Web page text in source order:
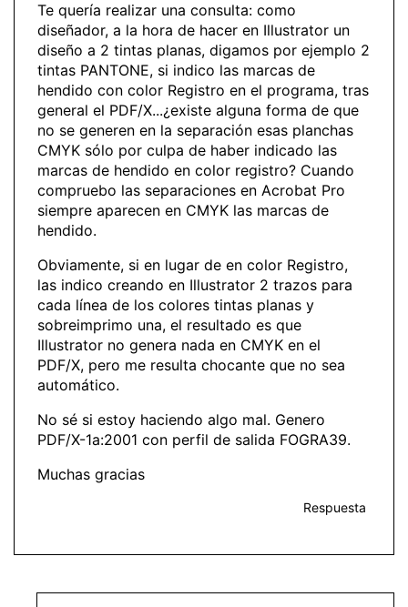
Te quería realizar una consulta: como
diseñador, a la hora de hacer en Illustrator un
diseño a 2 tintas planas, digamos por ejemplo 2
tintas PANTONE, si indico las marcas de
hendido con color Registro en el programa, tras
general el PDF/X...¿existe alguna forma de que
no se generen en la separación esas planchas
CMYK sólo por culpa de haber indicado las
marcas de hendido en color registro? Cuando
compruebo las separaciones en Acrobat Pro
siempre aparecen en CMYK las marcas de
hendido.
Obviamente, si en lugar de en color Registro,
las indico creando en Illustrator 2 trazos para
cada línea de los colores tintas planas y
sobreimprimo una, el resultado es que
Illustrator no genera nada en CMYK en el
PDF/X, pero me resulta chocante que no sea
automático.
No sé si estoy haciendo algo mal. Genero
PDF/X-1a:2001 con perfil de salida FOGRA39.
Muchas gracias
Respuesta